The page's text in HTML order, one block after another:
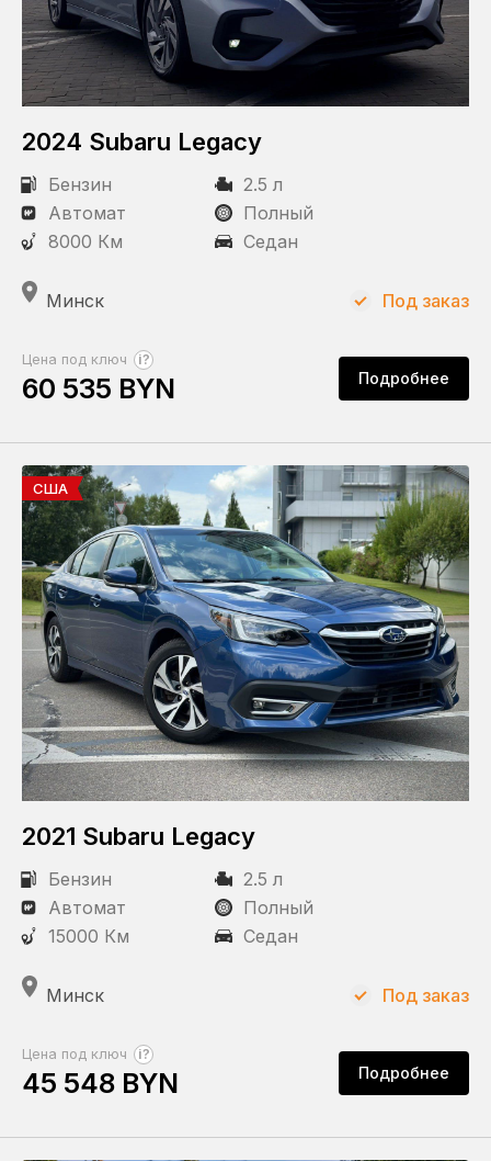
2024 Subaru Legacy
Бензин
2.5 л
Автомат
Полный
8000 Км
Седан
Минск
Цена под ключ ?
60 535 BYN Подробнее
Под заказ
США
2021 Subaru Legacy
Бензин
2.5 л
Автомат
Полный
15000 Км
Седан
Минск
Цена под ключ ?
45 548 BYN Подробнее
Под заказ